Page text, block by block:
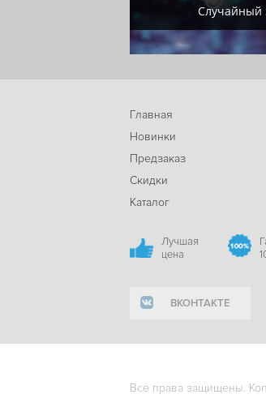
Случайный
Главная
Новинки
Предзаказ
Скидки
Каталог
Лучшая
цена
ВКОНТАКТЕ
Все права защищены.